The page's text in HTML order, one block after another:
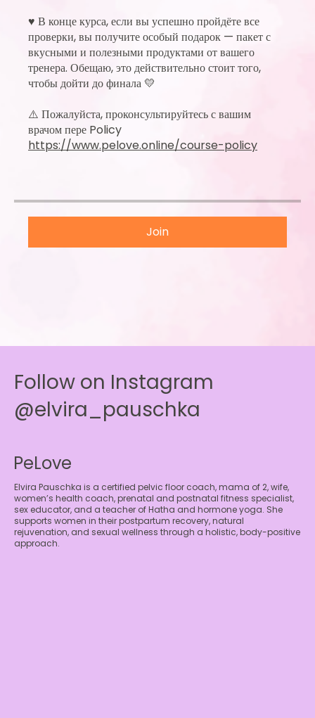
♥ В конце курса, если вы успешно пройдёте все
проверки, вы получите особый подарок — пакет с
вкусными и полезными продуктами от вашего
тренера. Обещаю, это действительно стоит того,
чтобы дойти до финала 💛
⚠️ Пожалуйста, проконсультируйтесь с вашим
врачом пере Policy
https://www.pelove.online/course-policy
Join
PeLove
Elvira Pauschka is a certified pelvic floor coach, mama of 2, wife,
women’s health coach, prenatal and postnatal fitness specialist,
sex educator, and a teacher of Hatha and hormone yoga. She
supports women in their postpartum recovery, natural
rejuvenation, and sexual wellness through a holistic, body-positive
approach.
Follow on Instagram
@elvira_pauschka